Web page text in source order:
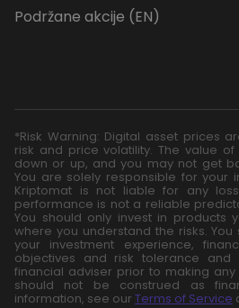
Podržane akcije (EN)
*Risk Warning: Digital asset prices
risk and price volatility. The value
down or up, and you may not get
You are solely responsible for your
Kriptomat is not liable for any
performance is not a reliable
You should only invest in products
where you understand the risks.
your investment experience,
objectives and risk tolerance and
financial adviser prior to making any
should not be construed as
information, see our Terms of Service